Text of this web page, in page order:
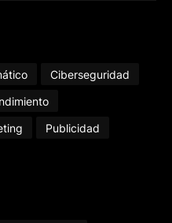
Ciberseguridad
Publicidad